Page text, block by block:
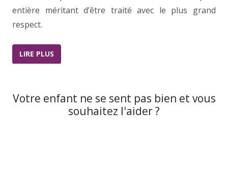
entière méritant d’être traité avec le plus grand
respect.
LIRE PLUS
Votre enfant ne se sent pas bien et vous
souhaitez l'aider ?